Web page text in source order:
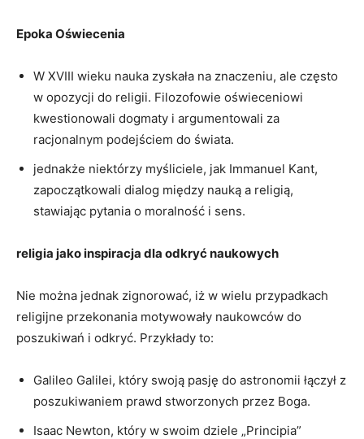
Epoka Oświecenia
W XVIII wieku nauka zyskała na znaczeniu, ale często
w opozycji do religii. Filozofowie oświeceniowi
kwestionowali dogmaty i argumentowali za
racjonalnym podejściem do świata.
jednakże niektórzy myśliciele, jak Immanuel Kant,
zapoczątkowali dialog między nauką a religią,
stawiając pytania o moralność i sens.
religia jako inspiracja dla odkryć naukowych
Nie można jednak zignorować, iż w wielu przypadkach
religijne przekonania motywowały naukowców do
poszukiwań i odkryć. Przykłady to:
Galileo Galilei, który swoją pasję do astronomii łączył z
poszukiwaniem prawd stworzonych przez Boga.
Isaac Newton, który w swoim dziele „Principia”